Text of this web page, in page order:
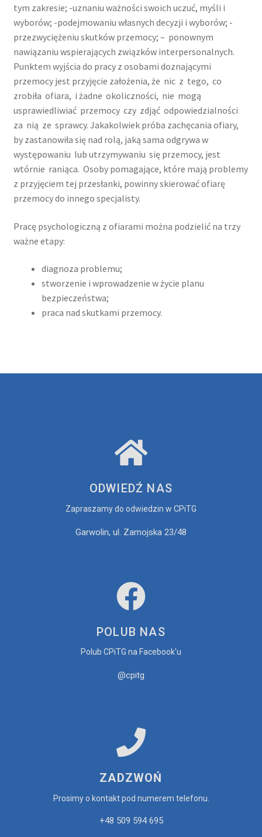
Terapia indywidualna
Terapia par
Terapia par wspierająca leczenie uzależnień
Terapia rodzin
Terapia uzależnień
O NAS/O CPiTG
Jak pracujemy?
Praca z parami
Praca z rodzinami
Programy specjalne
REJESTRACJA ONLINE
Anetta Stobiecka-Donicz
tym zakresie; -uznaniu ważności swoich uczuć, myśli i
wyborów; -podejmowaniu własnych decyzji i wyborów; -
przezwyciężeniu skutków przemocy; – ponownym
nawiązaniu wspierających związków interpersonalnych.
Punktem wyjścia do pracy z osobami doznającymi
przemocy jest przyjęcie założenia, że nic z tego, co
zrobiła ofiara, i żadne okoliczności, nie mogą
usprawiedliwiać przemocy czy zdjąć odpowiedzialności
za nią ze sprawcy. Jakakolwiek próba zachęcania ofiary,
by zastanowiła się nad rolą, jaką sama odgrywa w
występowaniu lub utrzymywaniu się przemocy, jest
wtórnie raniąca. Osoby pomagające, które mają problemy
z przyjęciem tej przesłanki, powinny skierować ofiarę
przemocy do innego specjalisty.
Pracę psychologiczną z ofiarami można podzielić na trzy
ważne etapy:
diagnoza problemu;
stworzenie i wprowadzenie w życie planu
bezpieczeństwa;
praca nad skutkami przemocy.
ODWIEDŹ NAS
Zapraszamy do odwiedzin w CPiTG
Garwolin, ul. Zamojska 23/48
POLUB NAS
Polub CPiTG na Facebook'u
@cpitg
ZADZWOŃ
Prosimy o kontakt pod numerem telefonu.
+48 509 594 695